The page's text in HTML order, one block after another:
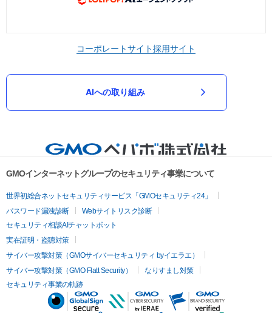
コーポレートサイト採用サイト
AIへの取り組み
GMOインターネットグループのセキュリティ事業について
世界初総合ネットセキュリティサービス「GMOセキュリティ24」
パスワード漏洩診断
Webサイトリスク診断
セキュリティ相談AIチャットボット
実在証明・盗聴対策
サイバー攻撃対策（GMOサイバーセキュリティ byイエラエ）
サイバー攻撃対策（GMO Flatt Security）
なりすまし対策
セキュリティ事業の軌跡